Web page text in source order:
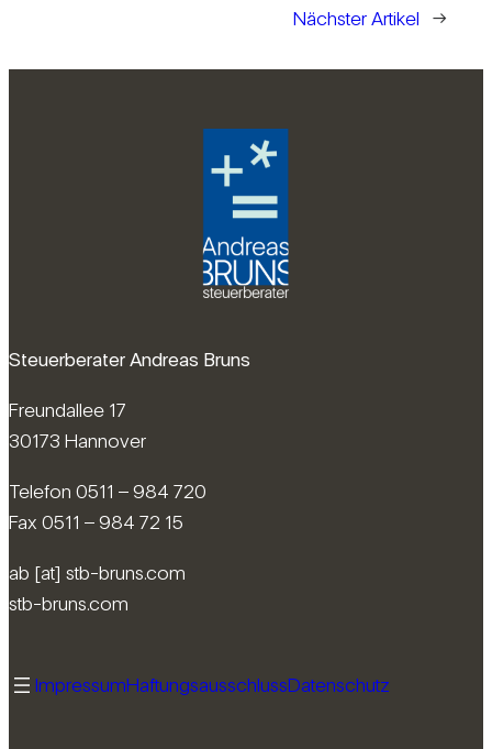
Nächster Artikel
→
Steuerberater Andreas Bruns
Freundallee 17
30173 Hannover
Telefon 0511 – 984 720
Fax 0511 – 984 72 15
ab [at] stb-bruns.com
stb-bruns.com
ImpressumHaftungsausschlussDatenschutz